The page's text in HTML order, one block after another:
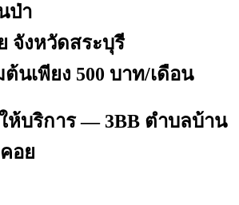
ป่า
จังหวัดสระบุรี
นเพียง 500 บาท/เดือน
ห้บริการ — 3BB ตำบลบ้าน
อย